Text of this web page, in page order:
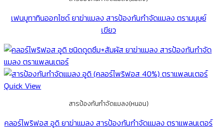
เฟนบูทาทินออกไซด์ ยาฆ่าแมลง สารป้องกันกำจัดแมลง ตรามนุษย์
เขียว
Quick View
สารป้องกันกำจัดแมลง(หนอน)
คลอร์ไพริฟอส อูดิ ยาฆ่าแมลง สารป้องกันกำจัดแมลง ตราแพลนเตอร์